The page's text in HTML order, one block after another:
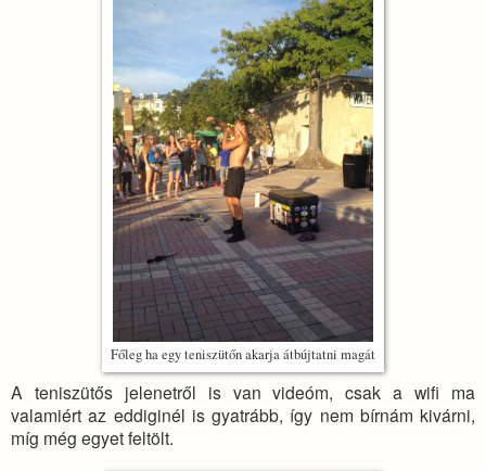
Főleg ha egy teniszütőn akarja átbújtatni magát
A teniszütős jelenetről is van videóm, csak a wifi ma
valamiért az eddiginél is gyatrább, így nem bírnám kivárni,
míg még egyet feltölt.